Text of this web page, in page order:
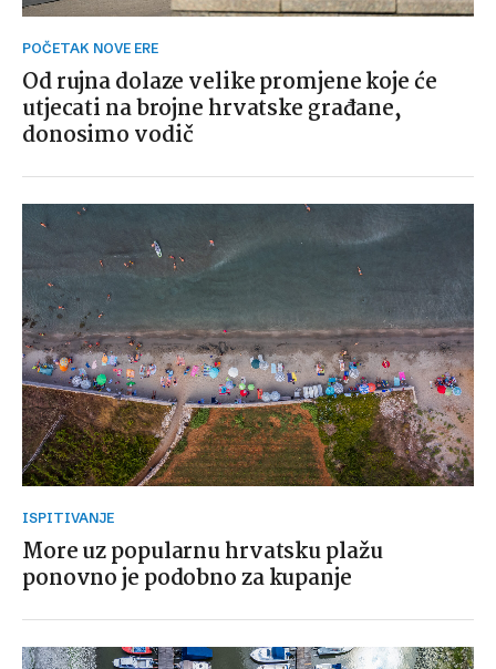
POČETAK NOVE ERE
Od rujna dolaze velike promjene koje će
utjecati na brojne hrvatske građane,
donosimo vodič
ISPITIVANJE
More uz popularnu hrvatsku plažu
ponovno je podobno za kupanje